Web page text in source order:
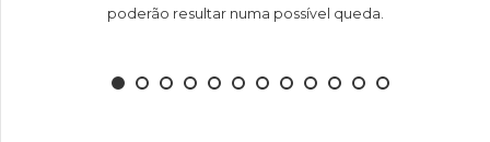
poderão resultar numa possível queda.